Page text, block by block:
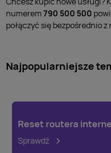
numerem790 500 500
połączyć się bezpośrednio
Najpopularniejsze
Reset routera
Sprawdź